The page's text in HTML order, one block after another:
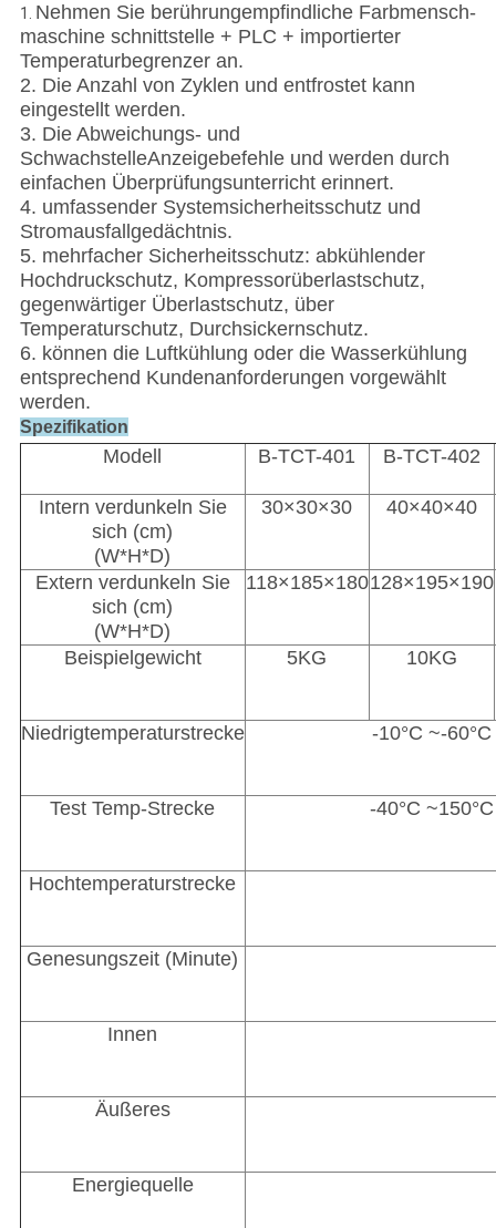
1. Nehmen Sie berührungempfindliche Farbmensch-
maschine schnittstelle + PLC + importierter
Temperaturbegrenzer an.
2. Die Anzahl von Zyklen und entfrostet kann
eingestellt werden.
3. Die Abweichungs- und
SchwachstelleAnzeigebefehle und werden durch
einfachen Überprüfungsunterricht erinnert.
4. umfassender Systemsicherheitsschutz und
Stromausfallgedächtnis.
5. mehrfacher Sicherheitsschutz: abkühlender
Hochdruckschutz, Kompressorüberlastschutz,
gegenwärtiger Überlastschutz, über
Temperaturschutz, Durchsickernschutz.
6. können die Luftkühlung oder die Wasserkühlung
entsprechend Kundenanforderungen vorgewählt
werden.
Spezifikation
Modell B-TCT-401 B-TCT-402
Intern verdunkeln Sie
sich (cm)
(W*H*D)
30×30×30 40×40×40
Extern verdunkeln Sie
sich (cm)
(W*H*D)
118×185×180128×195×190
Beispielgewicht 5KG 10KG
Niedrigtemperaturstrecke -10°C ~-60°C
Test Temp-Strecke -40°C ~150°C
Hochtemperaturstrecke
Genesungszeit (Minute)
Innen
Äußeres
Energiequelle